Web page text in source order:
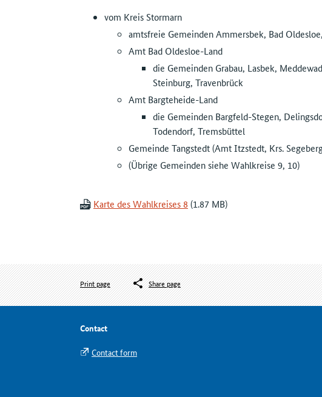
vom Kreis Stormarn
amtsfreie Gemeinden Ammersbek, Bad
Amt Bad Oldesloe-Land
die Gemeinden Grabau, Lasbek,
Steinburg, Travenbrück
Amt Bargteheide-Land
die Gemeinden Bargfeld-Stegen,
Todendorf, Tremsbüttel
Gemeinde Tangstedt (Amt Itzstedt, Krs.
(Übrige Gemeinden siehe Wahlkreise 9, 10)
Karte des Wahlkreises 8
Print page Share page
Contact
Contact form